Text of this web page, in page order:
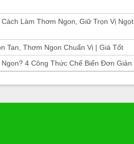
Làm Thơm Ngon, Giữ Trọn Vị Ngọt
Tan, Thơm Ngon Chuẩn Vị | Giá Tốt
4 Công Thức Chế Biến Đơn Giản